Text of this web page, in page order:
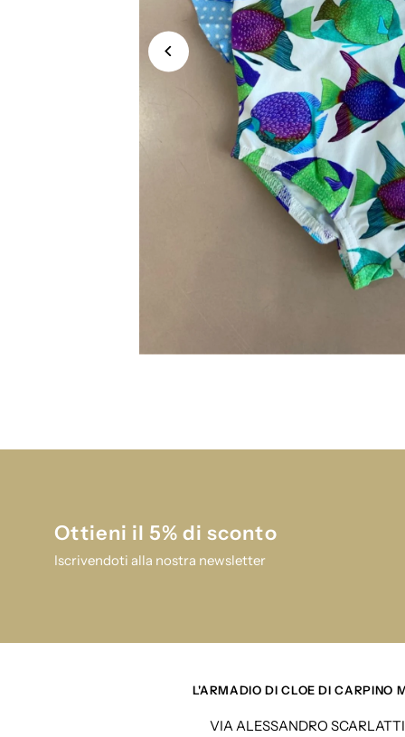
Ottieni il 5% di sconto
Iscrivendoti alla nostra newsletter
L'ARMADIO DI CLOE DI CARPINO
VIA ALESSANDRO SCARLATTI